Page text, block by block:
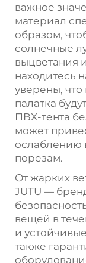
важное
материал
образом,
солнечные
выцветания
находитесь
уверены,
палатка
ПВХ-тента
может
ослаблению
порезам.
От жарких
JUTU —
вещей в
и
также